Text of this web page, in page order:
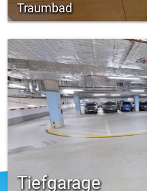
Traumbad
Tiefgarage